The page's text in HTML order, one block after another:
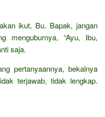
ikut, Bu. Bapak, jangan
menguburnya, “Ayu, Ibu,
saja.
pertanyaannya, bekalnya
terjawab, tidak lengkap.